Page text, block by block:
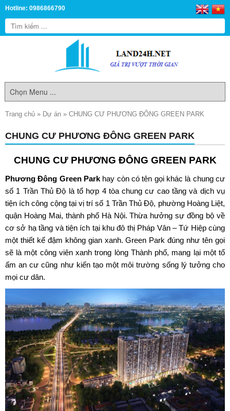
Hotline: 0986866790
Trang chủ » Dự án » CHUNG CƯ PHƯƠNG ĐÔNG GREEN PARK
CHUNG CƯ PHƯƠNG ĐÔNG GREEN PARK
CHUNG CƯ PHƯƠNG ĐÔNG GREEN PARK
Phương Đông Green Park hay còn có tên gọi khác là chung cư
số 1 Trần Thủ Độ là tổ hợp 4 tòa chung cư cao tầng và dịch vụ
tiện ích công cộng tại vị trí số 1 Trần Thủ Độ, phường Hoàng Liệt,
quận Hoàng Mai, thành phố Hà Nội. Thừa hưởng sự đồng bộ về
cơ sở hạ tầng và tiện ích tại khu đô thị Pháp Vân – Tứ Hiệp cùng
một thiết kế đậm không gian xanh. Green Park đúng như tên gọi
sẽ là một công viên xanh trong lòng Thành phố, mang lại một tổ
ấm an cư cũng như kiến tạo một môi trường sống lý tưởng cho
mọi cư dân.